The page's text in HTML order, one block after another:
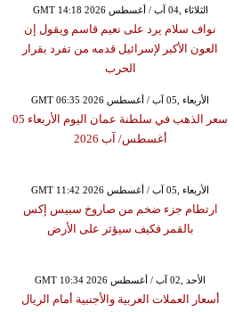
GMT 14:18 2026 الثلاثاء ,04 آب / أغسطس
نواف سلام يرد على نعيم قاسم ويقول إن
العون الأكبر لإسرائيل قدمه من تفرد بقرار
الحرب
GMT 06:35 2026 الأربعاء ,05 آب / أغسطس
سعر الذهب في سلطنة عمان اليوم الأربعاء 05
أغسطس/ آب 2026
GMT 11:42 2026 الأربعاء ,05 آب / أغسطس
ارتطام جزء ضخم من صاروخ سبيس إكس
بالقمر فكيف سيؤثر على الأرض
GMT 10:34 2026 الأحد ,02 آب / أغسطس
أسعار العملات العربية والأجنبية أمام الريال